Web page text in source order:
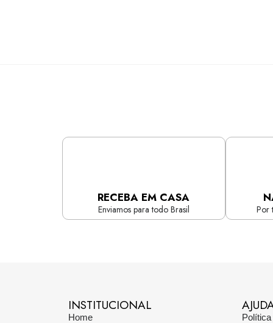
RECEBA EM CASA
Enviamos para todo Brasil Por
INSTITUCIONAL
Home